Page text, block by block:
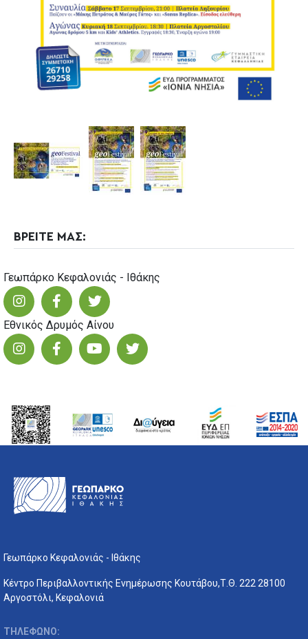
ΒΡΕΙΤΕ ΜΑΣ:
Γεωπάρκο Κεφαλονιάς - Ιθάκης
Εθνικός Δρυμός Αίνου
Γεωπάρκο Κεφαλονιάς - Ιθάκης
Κέντρο Περιβαλλοντικής Ενημέρωσης Κουτάβου,Τ.Θ. 222 28100
Αργοστόλι, Κεφαλονιά
ΤΗΛΕΦΩΝΟ: